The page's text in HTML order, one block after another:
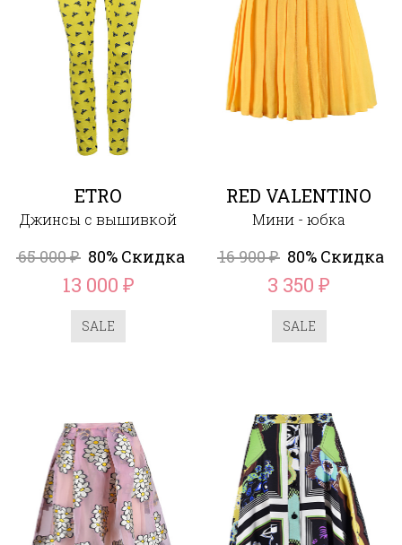
ETRO
Джинсы с вышивкой
65 000₽ 80% Скидка
13 000 ₽
SALE
RED VALENTINO
Мини - юбка
16 900₽ 80% Скидка
3 350₽
SALE